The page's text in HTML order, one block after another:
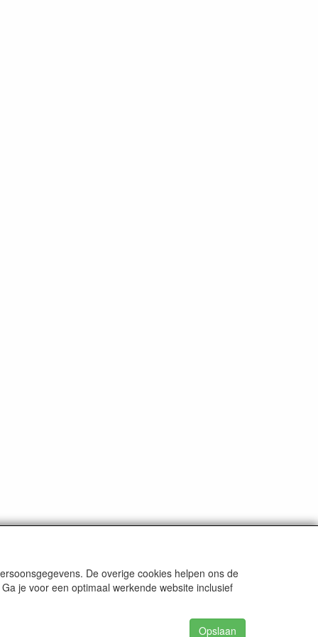
De overige cookies helpen ons de
je voor een optimaal werkende website inclusief
Opslaan